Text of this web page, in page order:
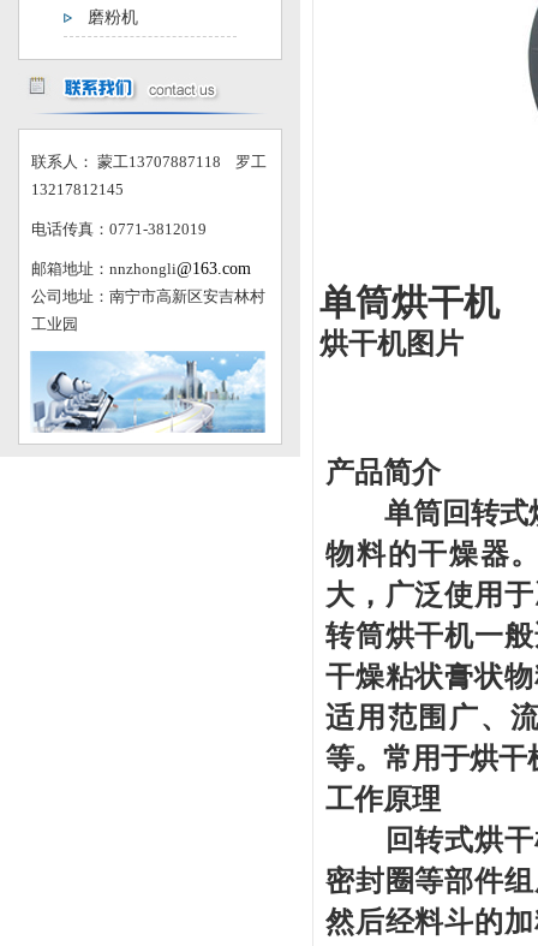
磨粉机
联系人： 蒙工13707887118 罗工
13217812145
电话传真：0771-3812019
邮箱地址：nnzhongli@163.com
公司地址：南宁市高新区安吉林村
工业园
单筒烘干机
烘干机图片
产品简介
单筒回转式
物料的干燥器
大，广泛使用
转筒烘干机一
干燥粘状膏状
适用范围广、
等。常用于烘干
工作原理
回转式烘
密封圈等部件
然后经料斗的